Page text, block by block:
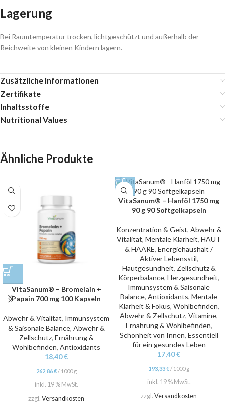
Lagerung
Bei Raumtemperatur trocken, lichtgeschützt und außerhalb der
Reichweite von kleinen Kindern lagern.
Zusätzliche Informationen
Zertifikate
Inhaltsstoffe
Nutritional Values
Ähnliche Produkte
VitaSanum® – Bromelain +
Papain 700 mg 100 Kapseln
Abwehr & Vitalität, Immunsystem
& Saisonale Balance, Abwehr &
Zellschutz, Ernährung &
Wohlbefinden, Antioxidants
18,40€
262,86€/ 1000 g
inkl. 19 % MwSt.
zzgl. Versandkosten
VitaSanum® – Hanföl 1750 mg
90 g 90 Softgelkapseln
Konzentration & Geist, Abwehr &
Vitalität, Mentale Klarheit, HAUT
& HAARE, Energiehaushalt /
Aktiver Lebensstil,
Hautgesundheit, Zellschutz &
Körperbalance, Herzgesundheit,
Immunsystem & Saisonale
Balance, Antioxidants, Mentale
Klarheit & Fokus, Wohlbefinden,
Abwehr & Zellschutz, Vitamine,
Ernährung & Wohlbefinden,
Schönheit von Innen, Essentiell
für ein gesundes Leben
17,40€
193,33€/ 1000 g
inkl. 19 % MwSt.
zzgl. Versandkosten